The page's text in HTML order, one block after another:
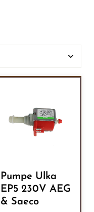
Pumpe Ulka
EP5 230V AEG
& Saeco